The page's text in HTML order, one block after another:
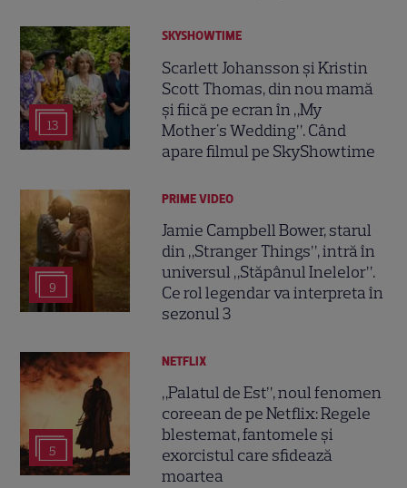
13
SKYSHOWTIME
Scarlett Johansson și Kristin
Scott Thomas, din nou mamă
și fiică pe ecran în „My
Mother's Wedding”. Când
apare filmul pe SkyShowtime
9
PRIME VIDEO
Jamie Campbell Bower, starul
din „Stranger Things”, intră în
universul „Stăpânul Inelelor”.
Ce rol legendar va interpreta în
sezonul 3
5
NETFLIX
„Palatul de Est”, noul fenomen
coreean de pe Netflix: Regele
blestemat, fantomele și
exorcistul care sfidează
moartea